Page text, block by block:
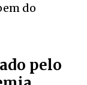
do
pelo